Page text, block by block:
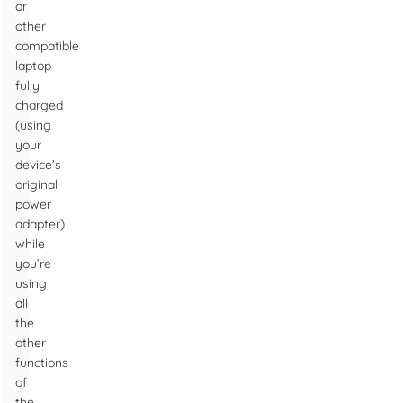
or
other
compatible
laptop
fully
charged
(using
your
device’s
original
power
adapter)
while
you’re
using
all
the
other
functions
of